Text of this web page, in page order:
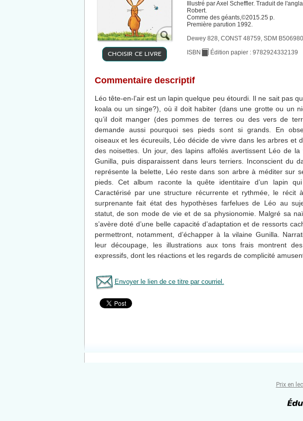
CHOISIR CE LIVRE
Illustré par Axel Scheffler. Traduit de
Robert.
Comme des géants,©2015.25 p.
Première parution 1992.
Dewey 828, CONST 48759, SDM
ISBN Édition papier : 9782924332139
Commentaire descriptif
Léo tête-en-l’air est un lapin quelque peu étourdi. Il ne sait pas
koala ou un singe?), où il doit habiter (dans une grotte ou un
qu’il doit manger (des pommes de terres ou des vers de
demande aussi pourquoi ses pieds sont si grands. En
oiseaux et les écureuils, Léo décide de vivre dans les arbres et
des noisettes. Un jour, des lapins affolés avertissent Léo de la
Gunilla, puis disparaissent dans leurs terriers. Inconscient du
représente la belette, Léo reste dans son arbre à méditer sur
pieds. Cet album raconte la quête identitaire d’un lapin qui
Caractérisé par une structure récurrente et rythmée, le récit
surprenante fait état des hypothèses farfelues de Léo au
statut, de son mode de vie et de sa physionomie. Malgré sa
s’avère doté d’une belle capacité d’adaptation et de ressorts
permettront, notamment, d’échapper à la vilaine Gunilla.
leur découpage, les illustrations aux tons frais montrent
expressifs, dont les réactions et les regards de complicité
Envoyer le lien de ce titre par courriel.
Prix en